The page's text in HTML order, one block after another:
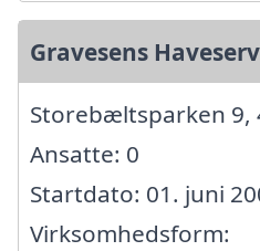
Gravesens
Storebæltsparken 9,
Ansatte: 0
Startdato: 01. juni
Virksomhedsform: